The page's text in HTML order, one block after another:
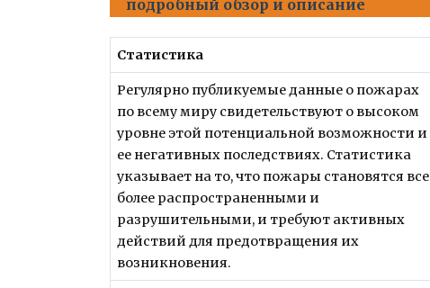
подробный обзор и описание
Статистика
Регулярно публикуемые данные о пожарах
по всему миру свидетельствуют о высоком
уровне этой потенциальной возможности и
ее негативных последствиях. Статистика
указывает на то, что пожары становятся все
более распространенными и
разрушительными, и требуют активных
действий для предотвращения их
возникновения.